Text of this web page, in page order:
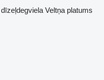
dīzeļdegviela Veltņa platums